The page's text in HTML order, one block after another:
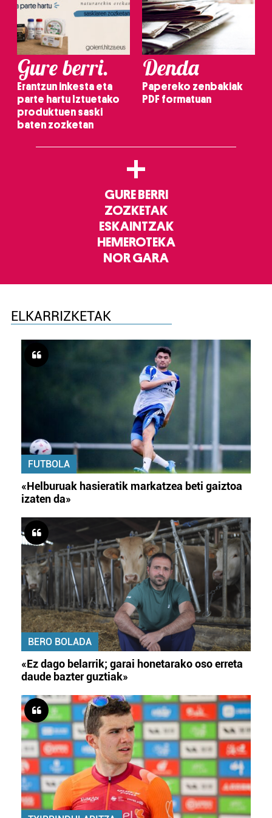
Gure berri.
Erantzun inkesta eta
parte hartu Iztuetako
produktuen saski
baten zozketan
Denda
Papereko zenbakiak
PDF formatuan
+
GURE BERRI
ZOZKETAK
ESKAINTZAK
HEMEROTEKA
NOR GARA
ELKARRIZKETAK
FUTBOLA
«Helburuak hasieratik markatzea beti gaiztoa
izaten da»
BERO BOLADA
«Ez dago belarrik; garai honetarako oso erreta
daude bazter guztiak»